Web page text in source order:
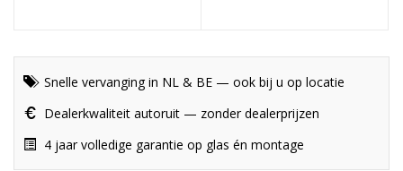
Snelle vervanging in NL & BE — ook bij u op locatie
Dealerkwaliteit autoruit — zonder dealerprijzen
4 jaar volledige garantie op glas én montage